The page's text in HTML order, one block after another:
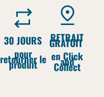
30 JOURS
pour
retourner le
produit
RETRAIT
GRATUIT
en Click
and
Collect